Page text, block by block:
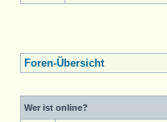
Foren-Übersicht
Wer ist online?